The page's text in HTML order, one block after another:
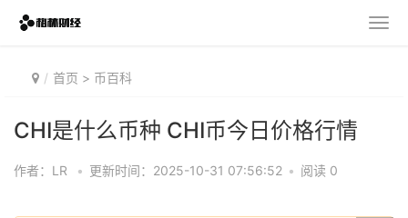
首页 > 币百科
CHI是什么币种 CHI币今日价格行情
作者：LR • 更新时间：2025-10-31 07:56:52 • 阅读 0